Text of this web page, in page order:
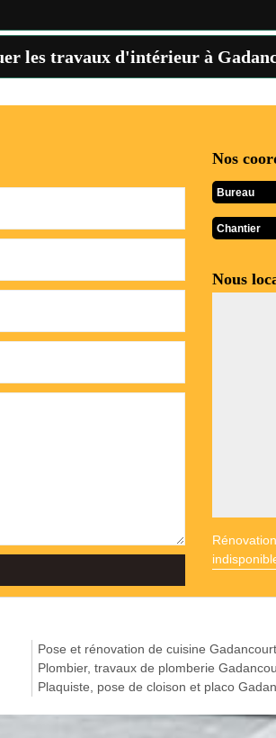
les travaux d'intérieur à
Nos
Bureau
Chantier
Nous
Pose et rénovation de cuisine Gadancourt
Plombier, travaux de plomberie
Plaquiste, pose de cloison et placo